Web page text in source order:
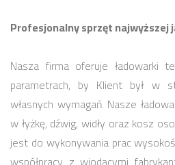
Profesjonalny sprzęt najwyższej
Nasza firma oferuje ładowarki
parametrach, by Klient był w
własnych wymagań. Nasze
w łyżkę, dźwig, widły oraz kosz
jest do wykonywania prac